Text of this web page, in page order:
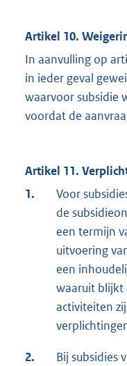
Artikel 10.
In aanvulling op
in ieder geval
waarvoor subsidie
voordat de
Artikel 11.
1.
Voor
de
een termijn
uitvoering
een
waaruit blijkt
activiteiten
2.
Bij subsidies